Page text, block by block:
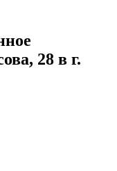
28 в г.